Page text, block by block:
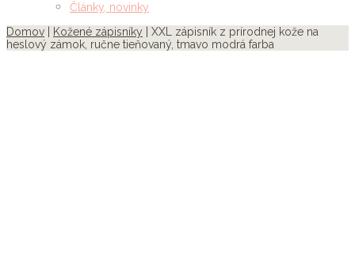
Články, novinky
Domov
Kožené zápisníky | XXL zápisník z prírodnej kože na
heslový zámok, ručne tieňovaný, tmavo modrá farba